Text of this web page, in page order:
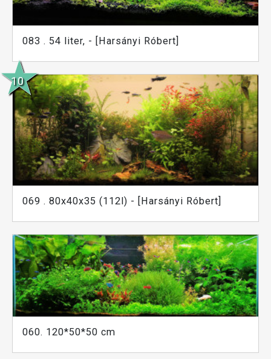
083 . 54 liter, - [Harsányi Róbert]
069 . 80x40x35 (112l) - [Harsányi Róbert]
060. 120*50*50 cm